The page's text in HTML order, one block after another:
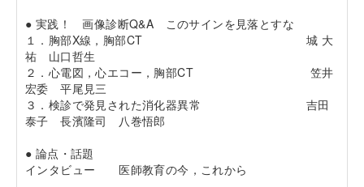
● 実践！ 画像診断Q&A このサインを見落とすな
１．胸部X線，胸部CT 城 大
祐 山口哲生
２．心電図，心エコー，胸部CT 笠井
宏委 平尾見三
３．検診で発見された消化器異常 吉田
泰子 長濱隆司 八巻悟郎
● 論点・話題
インタビュー 医師教育の今，これから